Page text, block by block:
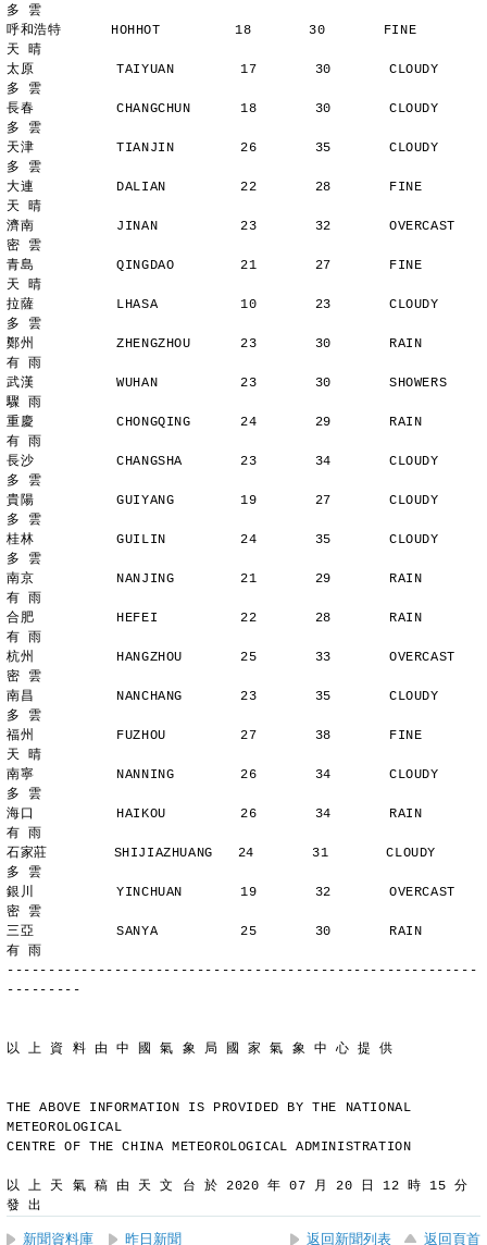
多 雲
呼和浩特      HOHHOT         18       30       FINE
天 晴
太原          TAIYUAN        17       30       CLOUDY
多 雲
長春          CHANGCHUN      18       30       CLOUDY
多 雲
天津          TIANJIN        26       35       CLOUDY
多 雲
大連          DALIAN         22       28       FINE
天 晴
濟南          JINAN          23       32       OVERCAST
密 雲
青島          QINGDAO        21       27       FINE
天 晴
拉薩          LHASA          10       23       CLOUDY
多 雲
鄭州          ZHENGZHOU      23       30       RAIN
有 雨
武漢          WUHAN          23       30       SHOWERS
驟 雨
重慶          CHONGQING      24       29       RAIN
有 雨
長沙          CHANGSHA       23       34       CLOUDY
多 雲
貴陽          GUIYANG        19       27       CLOUDY
多 雲
桂林          GUILIN         24       35       CLOUDY
多 雲
南京          NANJING        21       29       RAIN
有 雨
合肥          HEFEI          22       28       RAIN
有 雨
杭州          HANGZHOU       25       33       OVERCAST
密 雲
南昌          NANCHANG       23       35       CLOUDY
多 雲
福州          FUZHOU         27       38       FINE
天 晴
南寧          NANNING        26       34       CLOUDY
多 雲
海口          HAIKOU         26       34       RAIN
有 雨
石家莊        SHIJIAZHUANG   24       31       CLOUDY
多 雲
銀川          YINCHUAN       19       32       OVERCAST
密 雲
三亞          SANYA          25       30       RAIN
有 雨
---------------------------------------------------------
---------
以 上 資 料 由 中 國 氣 象 局 國 家 氣 象 中 心 提 供
THE ABOVE INFORMATION IS PROVIDED BY THE NATIONAL
METEOROLOGICAL
CENTRE OF THE CHINA METEOROLOGICAL ADMINISTRATION
以 上 天 氣 稿 由 天 文 台 於 2020 年 07 月 20 日 12 時 15 分
發 出
新聞資料庫 昨日新聞 返回新聞列表 返回頁首